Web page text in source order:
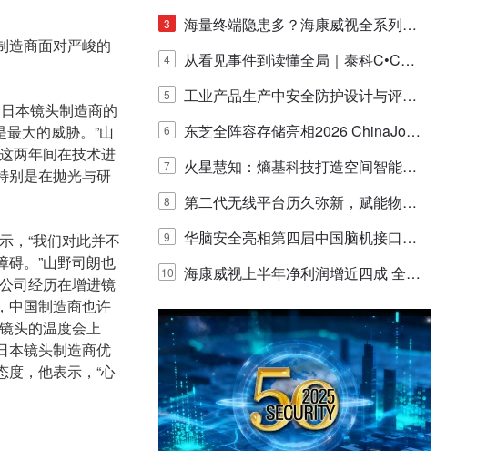
造商面对严峻的
本镜头制造商的
大的威胁。”山
两年间在技术进
别是在拋光与研
，“我们对此并不
碍。”山野司朗也
司经历在增进镜
中国制造商也许
头的温度会上
本镜头制造商优
度，他表示，“心
新范式
E IQ 3.20开启安防运营智能新时代
3
海量终端隐患多？海康威视全系列物
联安全产品，四层守护更放心！
4
从看见事件到读懂全局｜泰科C•CUR
E IQ 3.20开启安防运营智能新时代
5
工业产品生产中安全防护设计与评估
的实践与探讨
6
东芝全阵容存储亮相2026 ChinaJo
y，以海量数据底座赋能“与AI同游”新
体验
7
火星慧知：熵基科技打造空间智能时
代的认知中枢
8
第二代无线平台历久弥新，赋能物联
网创新迭代
9
华脑安全亮相第四届中国脑机接口大
赛 工业安全脑机接口技术赢行业顶级
专家关注
10
海康威视上半年净利润增近四成 全年
营收有望破千亿